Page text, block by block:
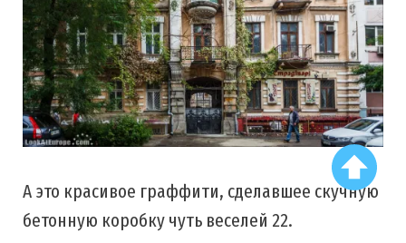
А это красивое граффити, сделавшее скучную
бетонную коробку чуть веселей 22.